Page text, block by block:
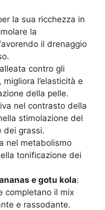
la sua ricchezza in
la
il drenaggio
contro gli
l’elasticità e
della pelle.
nel contrasto della
stimolazione del
dei grassi.
nel metabolismo
tonificazione dei
e gotu kola:
completano il mix
e rassodante.